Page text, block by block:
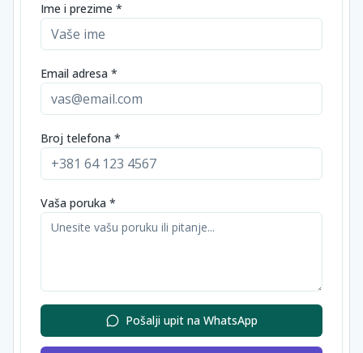
Ime i prezime *
Email adresa *
Broj telefona *
Vaša poruka *
Pošalji upit na WhatsApp